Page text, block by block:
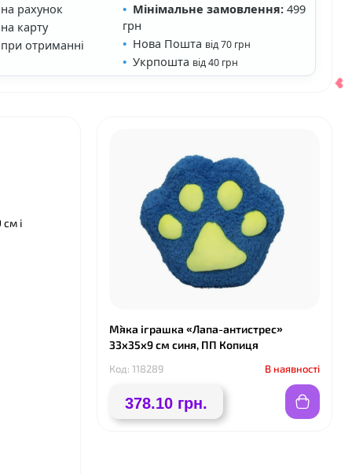
рахунок
карту
отриманні
Мінімальне замовлення:499
грн
Нова Пошта від 70 грн
Укрпошта від 40 грн
і
М`яка іграшка «Лапа-антистрес»
33х35х9 см синя, ПП Копиця
Код: 118289 В наявності
378.10 грн.